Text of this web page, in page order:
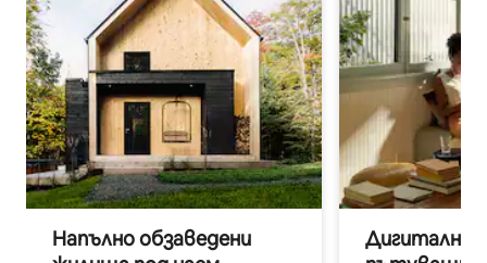
Напълно обзаведени
Дигитални